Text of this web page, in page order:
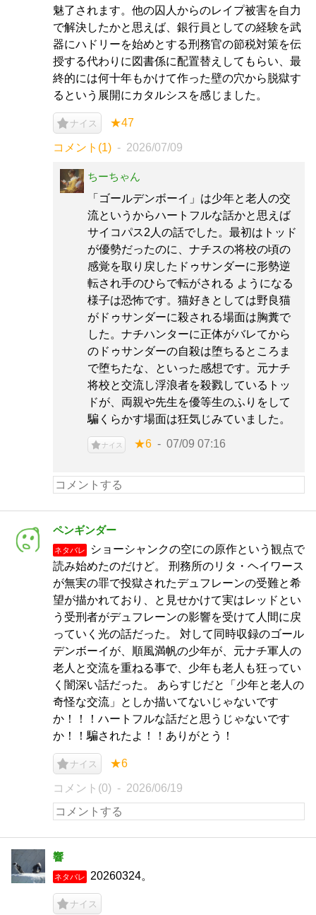
魅了されます。他の囚人からのレイプ被害を自力
で解決したかと思えば、銀行員としての経験を武
器にハドリーを始めとする刑務官の節税対策を伝
授する代わりに図書係に配置替えしてもらい、最
終的には何十年もかけて作った壁の穴から脱獄す
るという展開にカタルシスを感じました。
ナイス ★47
コメント(1) 2026/07/09
ちーちゃん
「ゴールデンボーイ」は少年と老人の交
流というからハートフルな話かと思えば
サイコパス2人の話でした。最初はトッド
が優勢だったのに、ナチスの将校の頃の
感覚を取り戻したドゥサンダーに形勢逆
転され手のひらで転がされる ようになる
様子は恐怖です。猫好きとしては野良猫
がドゥサンダーに殺される場面は胸糞で
した。ナチハンターに正体がバレてから
のドゥサンダーの自殺は堕ちるところま
で堕ちたな、といった感想です。元ナチ
将校と交流し浮浪者を殺戮しているトッ
ドが、両親や先生を優等生のふりをして
騙くらかす場面は狂気じみていました。
ナイス ★6 07/09 07:16
ペンギンダー
ネタバレ
ショーシャンクの空にの原作という観点で
読み始めたのだけど。 刑務所のリタ・ヘイワース
が無実の罪で投獄されたデュフレーンの受難と希
望が描かれており、と見せかけて実はレッドとい
う受刑者がデュフレーンの影響を受けて人間に戻
っていく光の話だった。 対して同時収録のゴール
デンボーイが、順風満帆の少年が、元ナチ軍人の
老人と交流を重ねる事で、少年も老人も狂ってい
く闇深い話だった。 あらすじだと「少年と老人の
奇怪な交流」としか描いてないじゃないです
か！！！ハートフルな話だと思うじゃないです
か！！騙されたよ！！ありがとう！
ナイス ★6
コメント(0) 2026/06/19
響
ネタバレ 20260324。
ナイス